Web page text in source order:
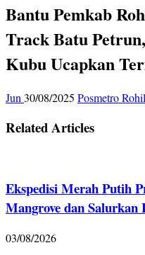
Bantu Pemkab
Track Batu
Kubu Ucapkan
Jun 30/08/2025 Posmetro Rohil
Related Articles
Ekspedisi Merah Putih
Mangrove dan
03/08/2026